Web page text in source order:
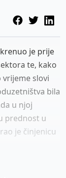
je prije
te, kako
vrijeme slovi
bila
u njoj
prednost u
je činjenicu